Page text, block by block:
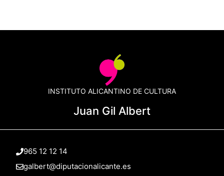
INSTITUTO ALICANTINO DE CULTURA
Juan Gil Albert
965 12 12 14
galbert@diputacionalicante.es